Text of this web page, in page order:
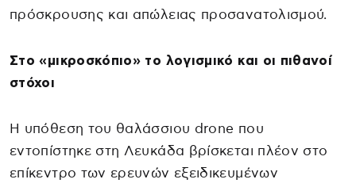
πρόσκρουσης και απώλειας προσανατολισμού.
Στο «μικροσκόπιο» το λογισμικό και οι πιθανοί
στόχοι
Η υπόθεση του θαλάσσιου drone που
εντοπίστηκε στη Λευκάδα βρίσκεται πλέον στο
επίκεντρο των ερευνών εξειδικευμένων